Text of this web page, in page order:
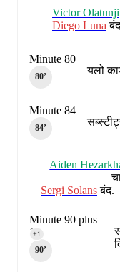
Victor Olatunji
Diego Luna
यलो
Minute 80
80‎’‎
Minute 84
84‎’‎
Aiden
Sergi Solansबंद.
Minute 90 plus
1
90‎’‎
+1